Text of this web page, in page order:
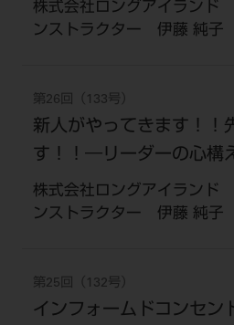
株式会社ロングアイランド
ンストラクター 伊藤 純子
第26回（133号）
新人がやってきます！！
す！！―リーダーの心構
株式会社ロングアイランド
ンストラクター 伊藤 純子
第25回（132号）
インフォームドコンセン